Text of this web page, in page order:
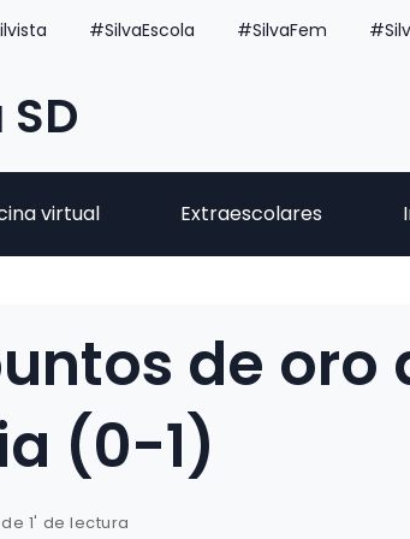
#SilvaEscola #SilvaFem
virtual Extraescolares
de oro
(0-1)
1' de lectura